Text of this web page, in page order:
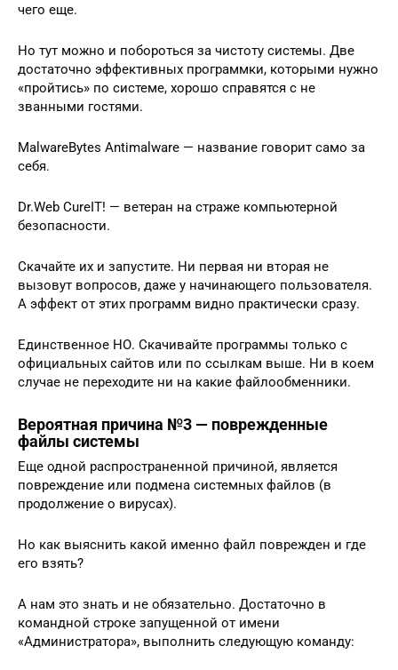
чего еще.
Но тут можно и побороться за чистоту системы. Две
достаточно эффективных программки, которыми нужно
«пройтись» по системе, хорошо справятся с не
званными гостями.
MalwareBytes Antimalware — название говорит само за
себя.
Dr.Web CureIT! — ветеран на страже компьютерной
безопасности.
Скачайте их и запустите. Ни первая ни вторая не
вызовут вопросов, даже у начинающего пользователя.
А эффект от этих программ видно практически сразу.
Единственное НО. Скачивайте программы только с
официальных сайтов или по ссылкам выше. Ни в коем
случае не переходите ни на какие файлообменники.
Вероятная причина №3 — поврежденные
файлы системы
Еще одной распространенной причиной, является
повреждение или подмена системных файлов (в
продолжение о вирусах).
Но как выяснить какой именно файл поврежден и где
его взять?
А нам это знать и не обязательно. Достаточно в
командной строке запущенной от имени
«Администратора», выполнить следующую команду: